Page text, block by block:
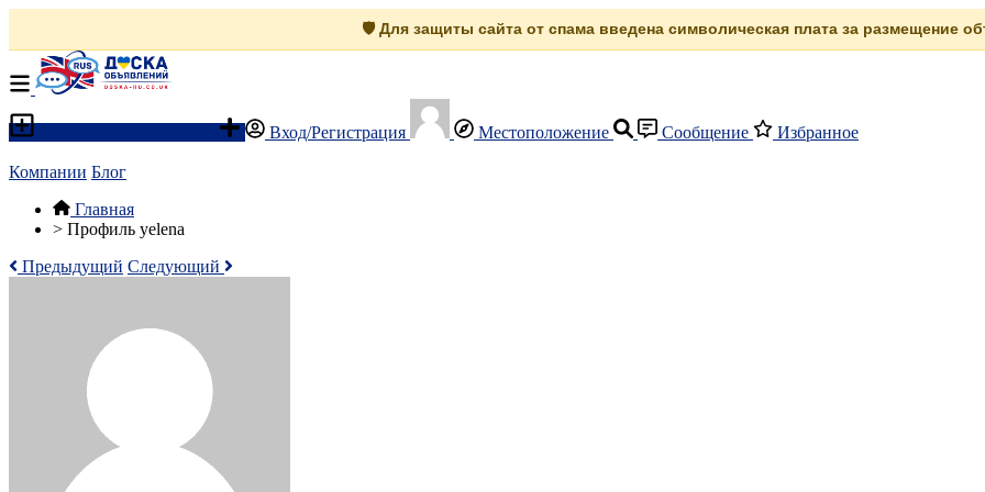
🛡️ Для защиты сайта от спама введена символическая плата за размещение
Вход/Регистрация Местоположение Сообщение Избранное
Компании Блог
Главная
> Профиль yelena
Предыдущий Следующий